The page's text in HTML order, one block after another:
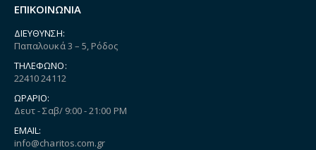
ΕΠΙΚΟΙΝΩΝΙΑ
ΔΙΕΎΘΥΝΣΗ:
Παπαλουκά 3 – 5, Ρόδος
ΤΗΛΈΦΩΝΟ:
22410 24112
ΩΡΆΡΙΟ:
Δευτ - Σαβ/ 9:00 - 21:00 PM
EMAIL:
info@charitos.com.gr